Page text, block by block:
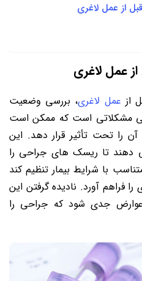
از عمل لاغری
عمل لاغری
از عمل لاغری، بررسی وضعیت
مشکلاتی است که ممکن است
را تحت تأثیر قرار دهد. این
دهند تا ریسک های جراحی را
با شرایط بیمار تنظیم کند
فراهم آورد. نادیده گرفتن این
جدی شود که جراحی را